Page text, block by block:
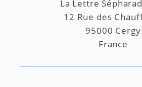
La Lettre
12 Rue des
95000 Cergy
France